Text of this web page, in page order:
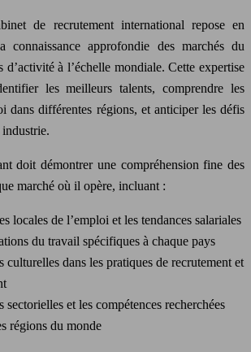
de recrutement international repose en
connaissance approfondie des marchés du
d’activité à l’échelle mondiale. Cette expertise
les meilleurs talents, comprendre les
dans différentes régions, et anticiper les défis
doit démontrer une compréhension fine des
marché où il opère, incluant :
locales de l’emploi et les tendances salariales
du travail spécifiques à chaque pays
culturelles dans les pratiques de recrutement et
sectorielles et les compétences recherchées
régions du monde